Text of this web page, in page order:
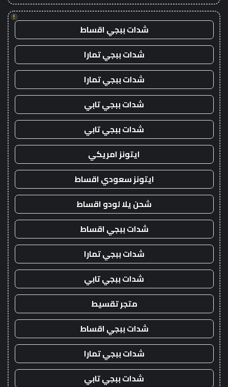
!
شدات ببجي اقساط
شدات ببجي تمارا
شدات ببجي تمارا
شدات ببجي تابي
شدات ببجي تابي
ايتونز امريكي
ايتونز سعودي اقساط
شحن يلا لودو اقساط
شدات ببجي اقساط
شدات ببجي تمارا
شدات ببجي تابي
متجر تقسيط
شدات ببجي اقساط
شدات ببجي تمارا
شدات ببجي تابي